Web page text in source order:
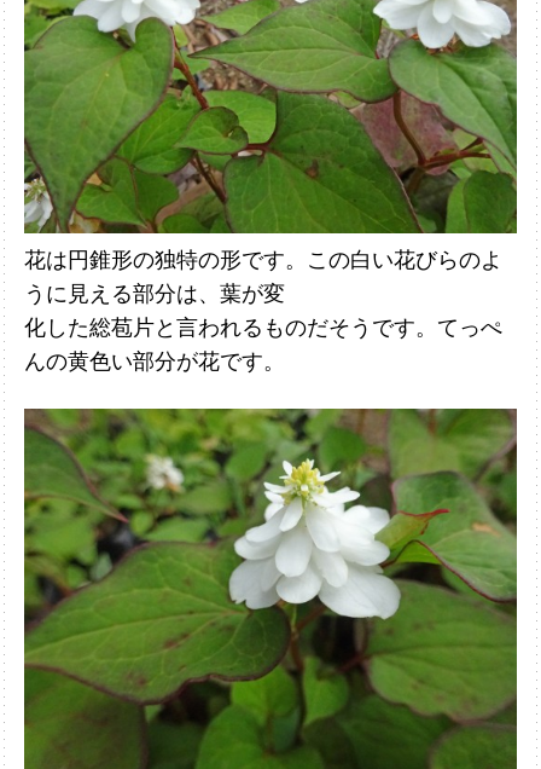
花は円錐形の独特の形です。この白い花びらのよ
うに見える部分は、葉が変
化した総苞片と言われるものだそうです。てっぺ
んの黄色い部分が花です。